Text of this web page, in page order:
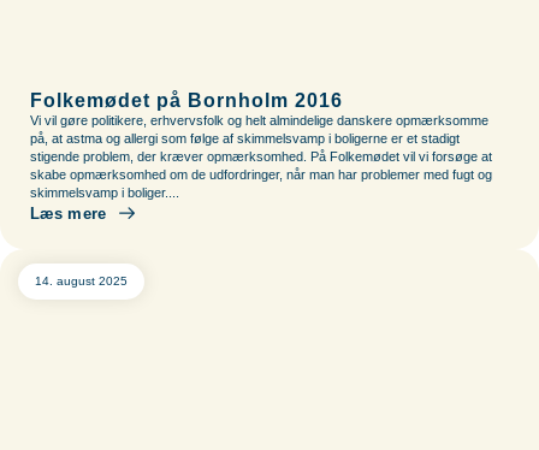
Folkemødet på Bornholm 2016
Vi vil gøre politikere, erhvervsfolk og helt almindelige danskere opmærksomme
på, at astma og allergi som følge af skimmelsvamp i boligerne er et stadigt
stigende problem, der kræver opmærksomhed. På Folkemødet vil vi forsøge at
skabe opmærksomhed om de udfordringer, når man har problemer med fugt og
skimmelsvamp i boliger....
Læs mere
14. august 2025